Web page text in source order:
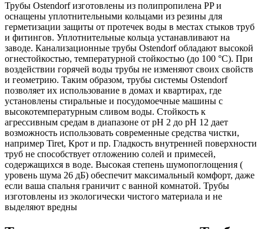
Трубы Ostendorf изготовлены из полипропилена PP и
оснащены уплотнительными кольцами из резины для
герметизации защиты от протечек воды в местах стыков труб
и фитингов. Уплотнительные кольца устанавливают на
заводе. Канализационные трубы Ostendorf обладают высокой
огнестойкостью, температурной стойкостью (до 100 °C). При
воздействии горячей воды трубы не изменяют своих свойств
и геометрию. Таким образом, трубы системы Ostendorf
позволяет их использование в домах и квартирах, где
установлены стиральные и посудомоечные машины с
высокотемпературным сливом воды. Стойкость к
агрессивным средам в диапазоне от pH 2 до pH 12 дает
возможность использовать современные средства чистки,
например Tiret, Крот и пр. Гладкость внутренней поверхности
труб не способствует отложению солей и примесей,
содержащихся в воде. Высокая степень шумопоглощения (
уровень шума 26 дБ) обеспечит максимальный комфорт, даже
если ваша спальня граничит с ванной комнатой. Трубы
изготовлены из экологически чистого материала и не
выделяют вредны